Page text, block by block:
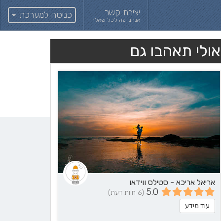
יצירת קשר
אנחנו פה לכל שאלה כניסה למערכת
אולי תאהבו גם
אריאל אריכא - סטילס ווידאו
5.0 (6 חוות דעת)
עוד מידע